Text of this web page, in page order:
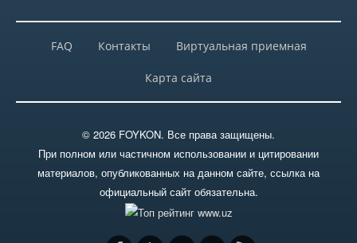
FAQ Контакты Виртуальная приемная
Карта сайта
© 2026 FOYKON. Все права защищены.
При полном или частичном использовании и цитировании
материалов, опубликованных на данном сайте, ссылка на
официальный сайт обязательна.